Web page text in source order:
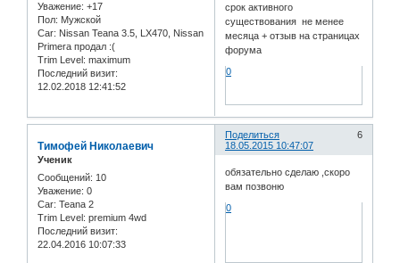
Уважение: +17
Пол: Мужской
Car: Nissan Teana 3.5, LX470, Nissan
Primera продал :(
Trim Level: maximum
Последний визит:
12.02.2018 12:41:52
срок активного
существования не менее
месяца + отзыв на страницах
форума
0
Поделиться
6
18.05.2015 10:47:07
Тимофей Николаевич
Ученик
Сообщений: 10
Уважение: 0
Car: Teana 2
Trim Level: premium 4wd
Последний визит:
22.04.2016 10:07:33
обязательно сделаю ,скоро
вам позвоню
0